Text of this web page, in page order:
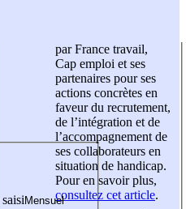
par France travail,
Cap emploi et ses
partenaires pour ses
actions concrètes en
faveur du recrutement,
de l’intégration et de
l’accompagnement de
ses collaborateurs en
situation de handicap.
Pour en savoir plus,
consultez cet article.